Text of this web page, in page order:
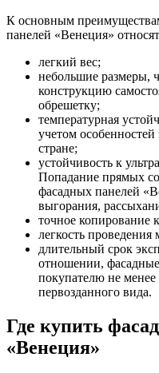
К основным
панелей «Венеция»
легкий вес;
небольшие размеры,
конструкцию
обрешетку;
температурная
учетом
стране;
устойчивость к
Попадание прямых
фасадных панелей
выгорания,
точное копирование
легкость
длительный срок
отношении,
покупателю не менее
первозданного вида.
Где купить
«Венеция»